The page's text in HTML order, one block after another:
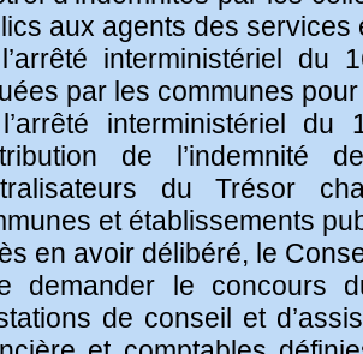
aux agents des services
interministériel du
par les communes
interministériel
de l’indemnité
du Trésor
et établissements
en avoir délibéré, le
demander le concours
de conseil et